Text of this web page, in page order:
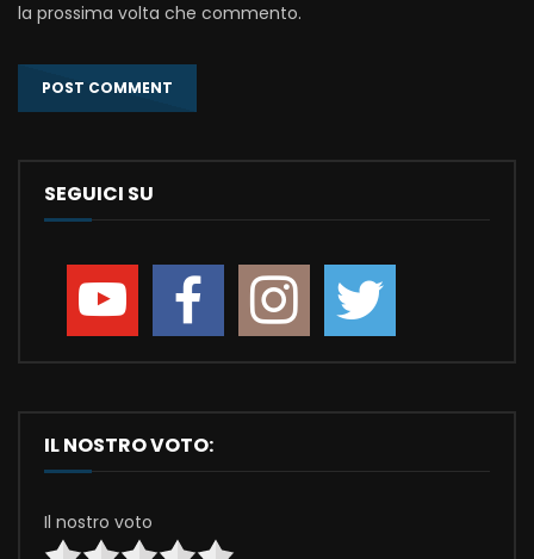
la prossima volta che commento.
SEGUICI SU
IL NOSTRO VOTO:
Il nostro voto